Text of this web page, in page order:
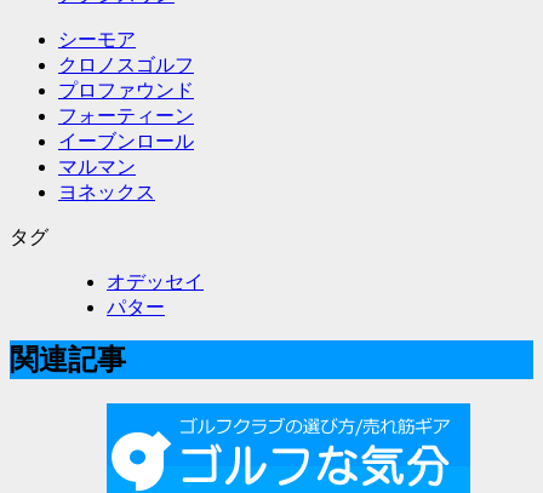
シーモア
クロノスゴルフ
プロファウンド
フォーティーン
イーブンロール
マルマン
ヨネックス
タグ
オデッセイ
パター
関連記事